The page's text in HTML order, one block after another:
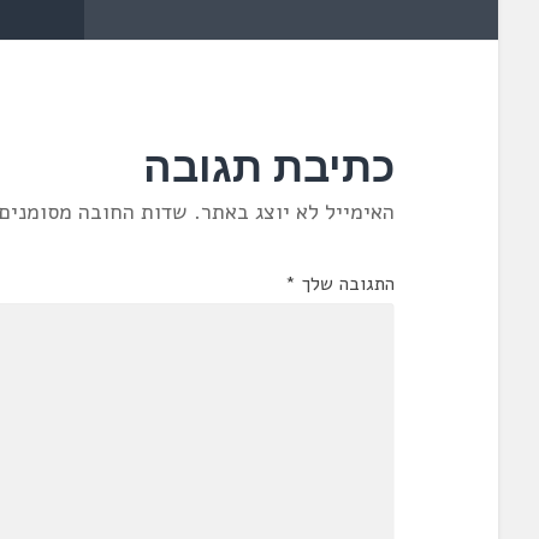
כתיבת תגובה
האימייל לא יוצג באתר. שדות החובה
התגובה שלך *